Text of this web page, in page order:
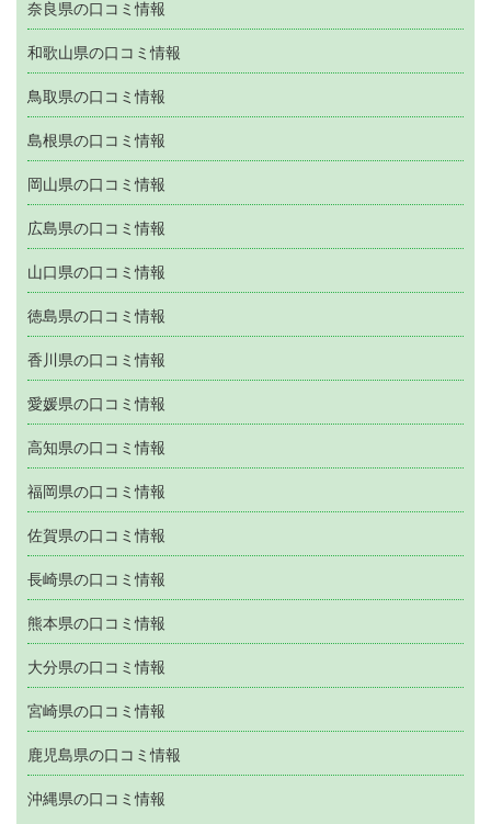
奈良県の口コミ情報
和歌山県の口コミ情報
鳥取県の口コミ情報
島根県の口コミ情報
岡山県の口コミ情報
広島県の口コミ情報
山口県の口コミ情報
徳島県の口コミ情報
香川県の口コミ情報
愛媛県の口コミ情報
高知県の口コミ情報
福岡県の口コミ情報
佐賀県の口コミ情報
長崎県の口コミ情報
熊本県の口コミ情報
大分県の口コミ情報
宮崎県の口コミ情報
鹿児島県の口コミ情報
沖縄県の口コミ情報